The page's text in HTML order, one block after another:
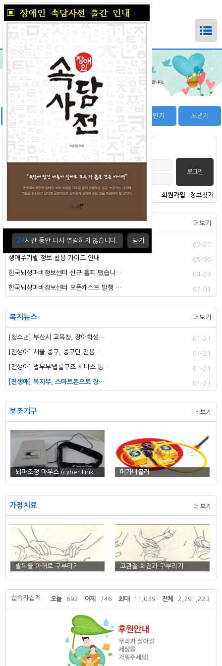
24시간 동안 다시 열람하지 않습니다. 닫기
하위메뉴
하위메뉴
하위메뉴
하위메뉴
하위메뉴
영유아기 학령기 성인기 노년기
회원로그인
회원가입 정보찾기
공지사항
장애인 속담사전 출간 안내 2 07-27
생애주기별 정보 활용 가이드 안내 05-06
한국뇌성마비정보센터 신규 홈피 떴습니… 04-29
한국뇌성마비정보센터 오픈캐스트 발행 … 07-01
더보기
복지뉴스
[청소년] 부산시 교육청, 장애학생… 01-21
[전생애] 서울 중구, 중구민 전용… 01-21
[전생애] 법무부‘법률구조 서비스 통… 01-21
[전생애] 복지부, 스마트폰으로 장… 01-21
더보기
보조기구 더 보기
뇌파조정 마우스 (cyber Link… 메가버블러
확대경달린 손톱깍기 독서대 (STUDY PAL)
가정치료 더 보기
발목을 아래로 구부리기 고관절 회전과 구부리기
고관절 회전과 바로 하기
모으기
접속자집계 오늘 692 어제 746 최대 11,039 전체 2,791,223